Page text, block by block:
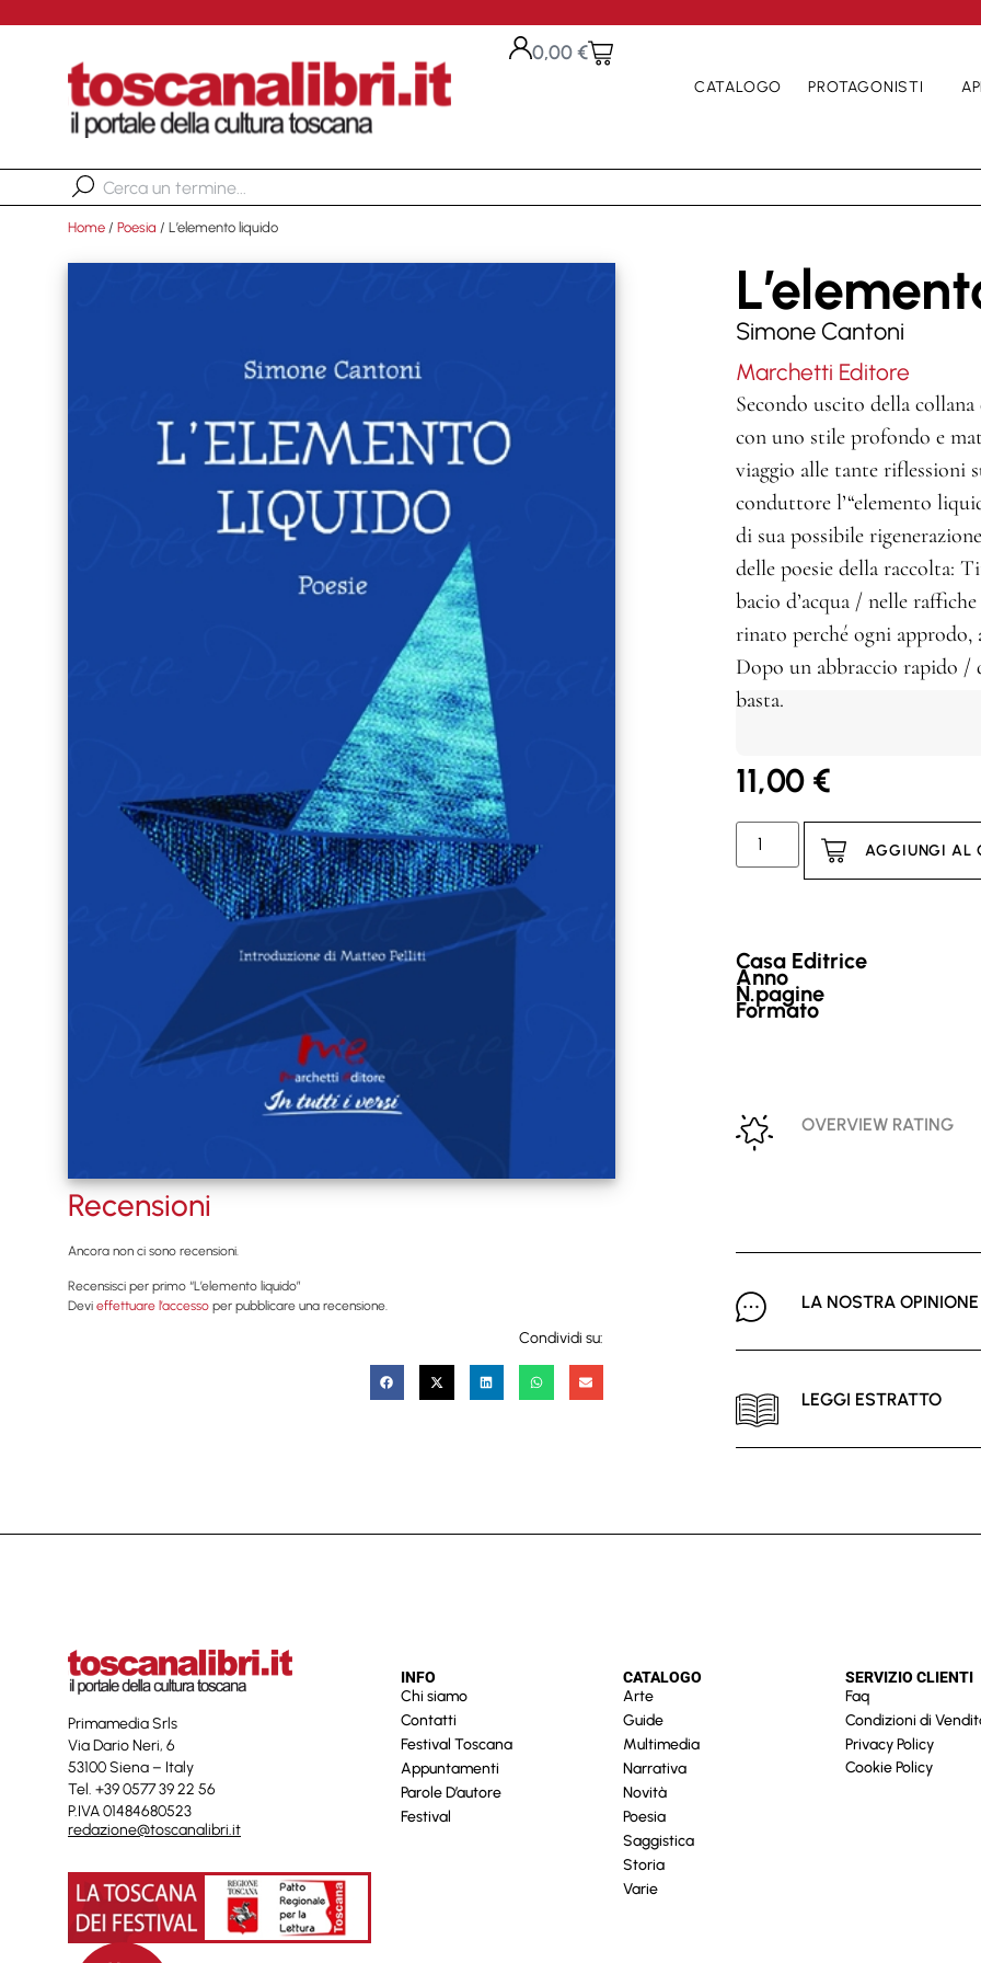
0,00€
CATALOGO PROTAGONISTI
Home / Poesia / L’elemento liquido
Recensioni
Ancora non ci sono recensioni.
Recensisci per primo “L’elemento liquido”
Devi effettuare l’accesso per pubblicare una recensione.
Condividi su:
Simone Cantoni
Marchetti Editore
Secondo uscito della
con uno stile profondo e
viaggio alle tante riflessioni
conduttore l’“elemento
di sua possibile
delle poesie della raccolta:
bacio d’acqua / nelle
rinato perché ogni approdo,
Dopo un abbraccio rapido /
basta.
11,00 €
AGGIUNGI AL
Casa Editrice
Anno
N.pagine
Formato
OVERVIEW RATING
LA NOSTRA OPINIONE
LEGGI ESTRATTO
Primamedia Srls
Via Dario Neri, 6
53100 Siena – Italy
Tel. +39 0577 39 22 56
P.IVA 01484680523
redazione@toscanalibri.it
INFO
Chi siamo
Contatti
Festival Toscana
Appuntamenti
Parole D’autore
Festival
CATALOGO
Arte
Guide
Multimedia
Narrativa
Novità
Poesia
Saggistica
Storia
Varie
SERVIZIO CLIENTI
Faq
Condizioni di
Privacy Policy
Cookie Policy